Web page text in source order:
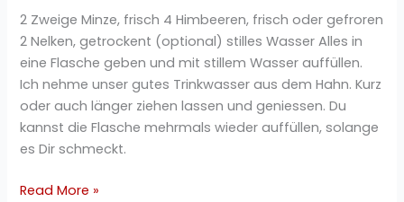
2 Zweige Minze, frisch 4 Himbeeren, frisch oder gefroren
2 Nelken, getrockent (optional) stilles Wasser Alles in
eine Flasche geben und mit stillem Wasser auffüllen.
Ich nehme unser gutes Trinkwasser aus dem Hahn. Kurz
oder auch länger ziehen lassen und geniessen. Du
kannst die Flasche mehrmals wieder auffüllen, solange
es Dir schmeckt.
Read More »